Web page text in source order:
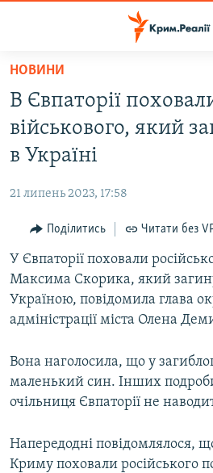
Перейти
основного
матеріалу
Перейти
до
основної
Перейти
пошуку
ВІДЕО ТА ФОТО
БЛОГИ
ПОГЛЯД
ІНТЕРВ'Ю
СПЕЦПРОЕКТИ
ВІДЕОУРОКИ «ELIFBE»
СВІДЧЕННЯ ОКУПАЦІЇ
ІНФОГРАФІКА
Русский
ДОЛУЧАЙСЯ!
НОВИНИ
В Євпаторії
військового, який
в Україні
21 липень 2023, 17:58
Поділитись Читати без
У Євпаторії поховали
Максима Скорика, який
Україною, повідомила глава
адміністрації міста Олена
Вона наголосила, що у
маленький син. Інших
очільниця Євпаторії не
Напередодні повідомлялося,
Криму поховали російського